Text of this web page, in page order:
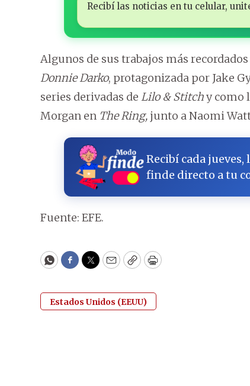
Recibí las noticias en tu celular,
Algunos de sus trabajos más
Donnie Darko, protagonizada por Jake
series derivadas de Lilo & Stitchy como
Morgan en The Ring, junto a Naomi
Recibí cada
finde directo a tu
Fuente: EFE.
WhatsApp
Facebook
Twitter
EmailCopyPrint
Estados Unidos (EEUU)